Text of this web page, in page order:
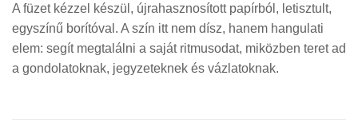
A füzet kézzel készül, újrahasznosított papírból, letisztult,
egyszínű borítóval. A szín itt nem dísz, hanem hangulati
elem: segít megtalálni a saját ritmusodat, miközben teret ad
a gondolatoknak, jegyzeteknek és vázlatoknak.